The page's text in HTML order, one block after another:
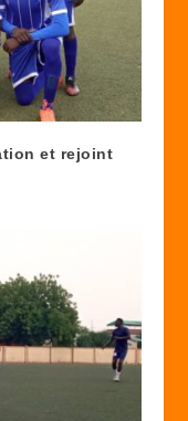
et rejoint